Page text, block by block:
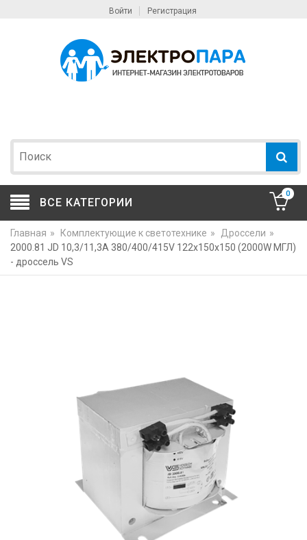
Войти Регистрация
ВСЕ КАТЕГОРИИ
0
Главная » Комплектующие к светотехнике » Дроссели »
2000.81 JD 10,3/11,3A 380/400/415V 122x150x150 (2000W МГЛ)
- дроссель VS